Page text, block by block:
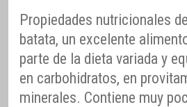
Propiedades nutricionales
batata, un excelente
parte de la dieta variada y
en carbohidratos, en
minerales. Contiene muy